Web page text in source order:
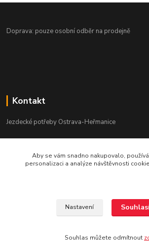
Doprava: pouze osobní odběr na prodejně
Kontakt
Jezdecké potřeby Ostrava-Heřmanice
Po-Pá 9:30 - 17:30
Aby se vám snadno nakupovalo,
personalizaci a analýze návštěvnosti
Nastavení
Souhlas můžete odmítnout